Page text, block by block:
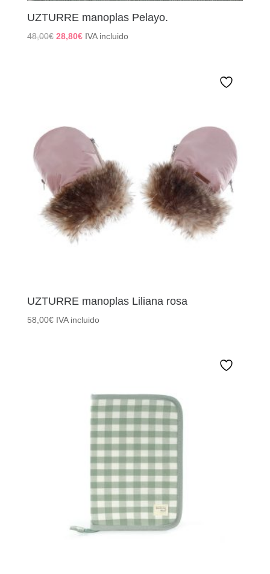
UZTURRE manoplas Pelayo.
48,00€ El
28,80€ElIVA incluido
UZTURRE manoplas Liliana rosa
58,00€ IVA incluido